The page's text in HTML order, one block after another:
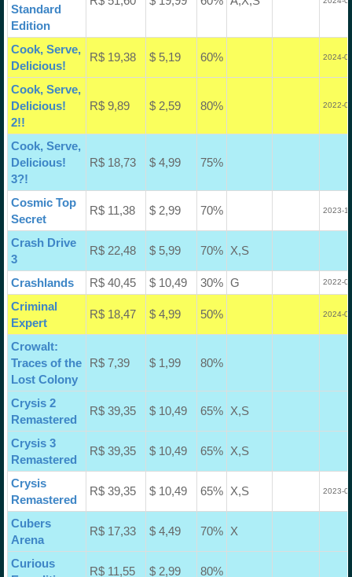
Standard
Edition
Cook, Serve,
Delicious!
R$ 19,38 $ 5,19 60% 2024-
Cook, Serve,
Delicious!
2!!
R$ 9,89 $ 2,59 80% 2022-
Cook, Serve,
Delicious!
3?!
R$ 18,73 $ 4,99 75%
Cosmic Top
Secret
R$ 11,38 $ 2,99 70% 2023-
Crash Drive
3
R$ 22,48 $ 5,99 70% X,S
Crashlands R$ 40,45 $ 10,49 30% G 2022-
Criminal
Expert
R$ 18,47 $ 4,99 50% 2024-
Crowalt:
Traces of the
Lost Colony
R$ 7,39 $ 1,99 80%
Crysis 2
Remastered
R$ 39,35 $ 10,49 65% X,S
Crysis 3
Remastered
R$ 39,35 $ 10,49 65% X,S
Crysis
Remastered
R$ 39,35 $ 10,49 65% X,S 2023-
Cubers
Arena
R$ 17,33 $ 4,49 70% X
Curious
R$ 11,55 $ 2,99 80%